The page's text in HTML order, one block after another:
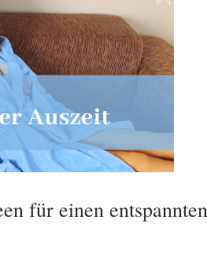
für einen entspannten